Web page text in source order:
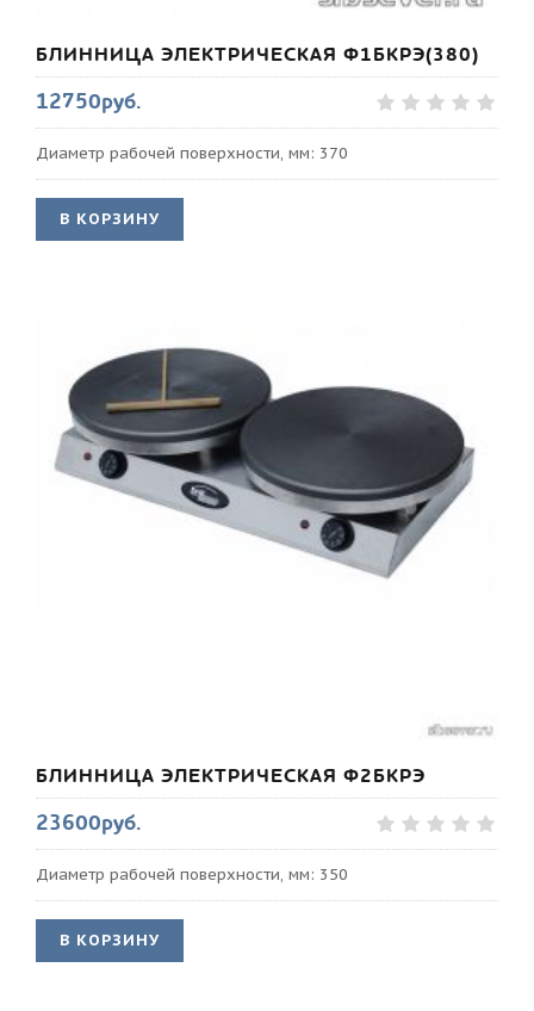
БЛИННИЦА ЭЛЕКТРИЧЕСКАЯ Ф1БКРЭ(380)
12750руб.
Диаметр рабочей поверхности, мм: 370
В КОРЗИНУ
БЛИННИЦА ЭЛЕКТРИЧЕСКАЯ Ф2БКРЭ
23600руб.
Диаметр рабочей поверхности, мм: 350
В КОРЗИНУ